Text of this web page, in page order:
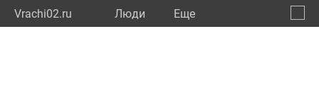
Vrachi02.ru Люди Eще